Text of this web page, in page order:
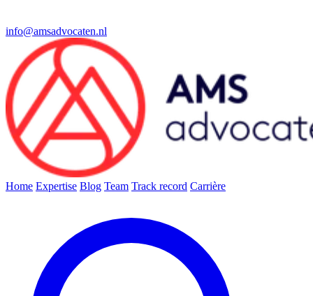
info@amsadvocaten.nl
Home Expertise Blog Team Track record Carrière